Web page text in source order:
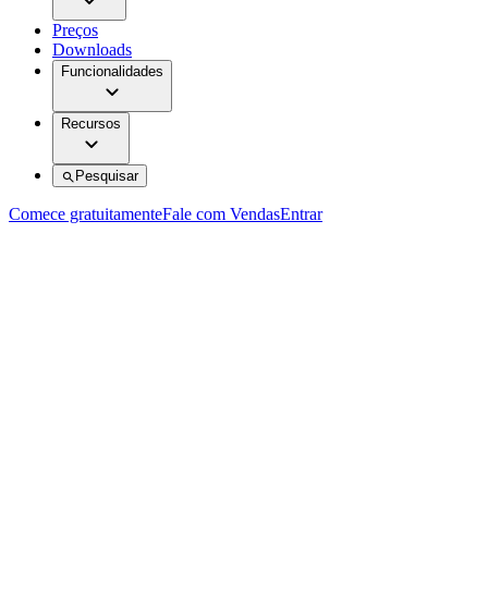
Preços
Downloads
Funcionalidades
Recursos
Pesquisar
Comece gratuitamenteFale com VendasEntrar